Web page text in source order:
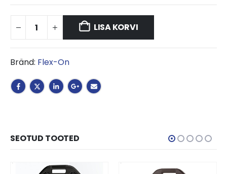
LISA KORVI
Bränd: Flex-On
SEOTUD TOOTED